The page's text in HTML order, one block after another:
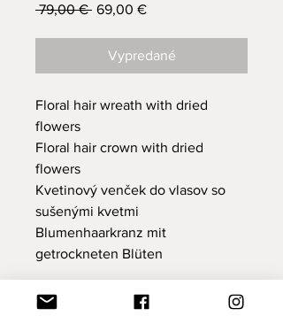
79,00 € Normálna
69,00 €Zľavnená
Vypredané
Floral hair wreath with dried
flowers
Floral hair crown with dried
flowers
Kvetinový venček do vlasov so
sušenými kvetmi
Blumenhaarkranz mit
getrockneten Blüten